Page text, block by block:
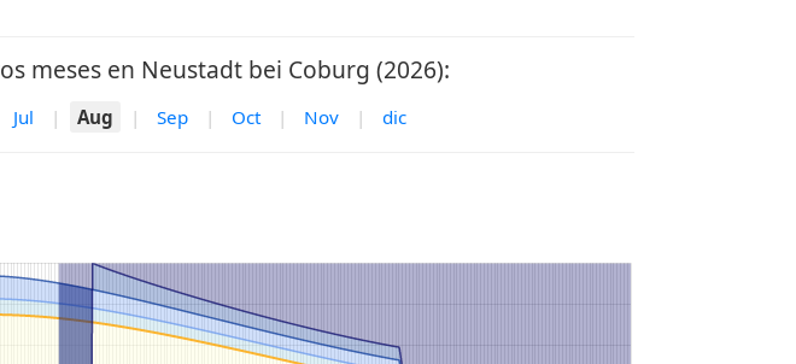
meses en Neustadt bei Coburg (2026):
Jul | Aug | Sep | Oct | Nov | dic